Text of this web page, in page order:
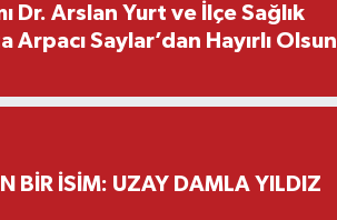
Dr. Arslan Yurt ve İlçe Sağlık
Arpacı Saylar’dan Hayırlı Olsun
BİR İSİM: UZAY DAMLA YILDIZ